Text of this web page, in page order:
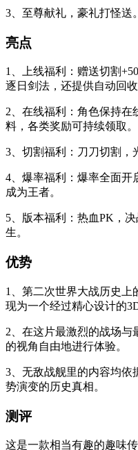
3、至尊献礼，豪礼打怪送。
亮点
1、上线福利：赠送切割
逐日剑法，还提供自动回
2、在线福利：角色保持
料，各类奖励可持续领取。
3、切割福利：刀刀切割，
4、爆率福利：爆率全面开
成为王者。
5、版本福利：热血PK，
生。
优势
1、第二次世界大战历史上
现为一个经过精心设计的
2、在这片最激烈的战场与
的视角自由地进行体验。
3、无敌战舰里的内容均依
势演变的历史真相。
测评
这是一款相当有趣的趣味